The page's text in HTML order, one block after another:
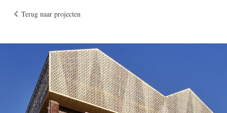
Terug naar projecten